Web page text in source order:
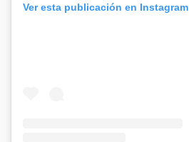
Ver esta publicación en Instagram